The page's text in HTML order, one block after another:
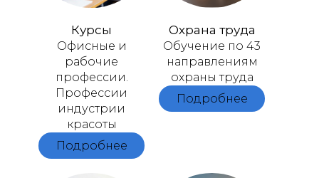
Курсы
Офисные и
рабочие
профессии.
Профессии
индустрии
красоты
Подробнее
Охрана труда
Обучение по 43
направлениям
охраны труда
Подробнее